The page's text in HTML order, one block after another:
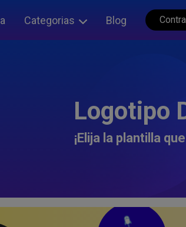
Categorias Blog
Logotipo
¡Elija la plantilla